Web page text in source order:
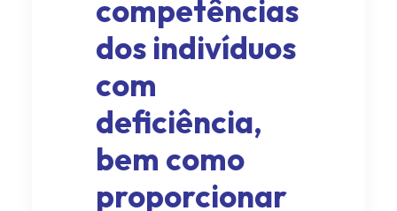
competências
dos indivíduos
com
deficiência,
bem como
proporcionar